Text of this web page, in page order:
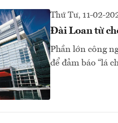
Thứ Tư, 11-02-
Đài Loan từ
Phần lớn công
để đảm báo “lá